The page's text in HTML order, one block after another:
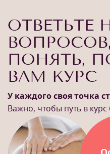
ОТВЕТЬТЕ
ПОНЯТЬ,
ВАМ КУРС
У каждого своя точка
Важно, чтобы путь в